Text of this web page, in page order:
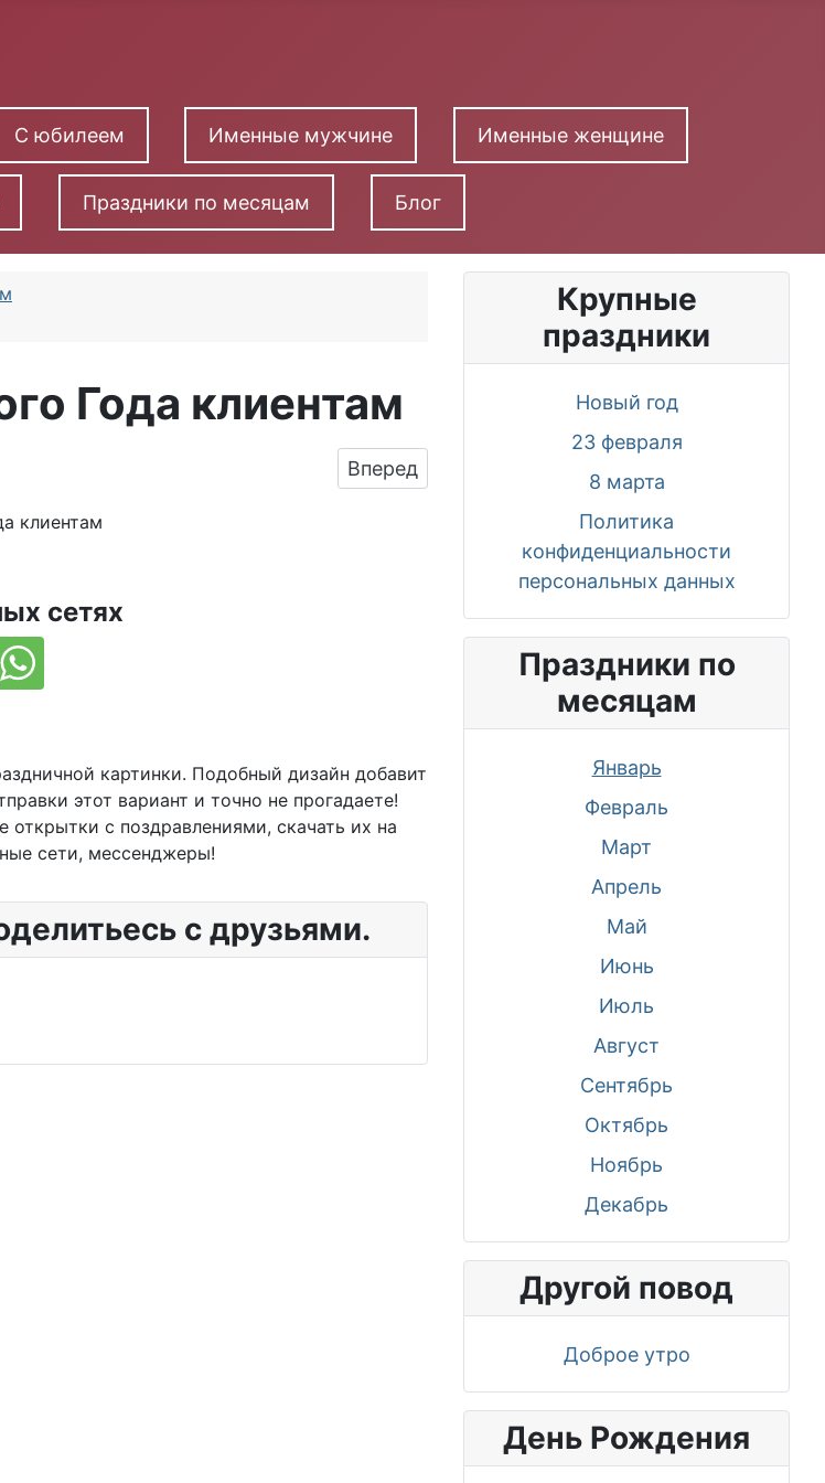
С юбилеем Именные мужчине Именные женщине
Праздники по месяцам Блог
Года клиентам
Следующий: Картинка на Новый Год для
Вперед
сетях
картинки. Подобный дизайн добавит
этот вариант и точно не прогадаете!
с поздравлениями, скачать их на
сети, мессенджеры!
с друзьями.
Крупные
праздники
Новый год
23 февраля
8 марта
Политика
конфиденциальности
персональных данных
Праздники по
месяцам
Январь
Февраль
Март
Апрель
Май
Июнь
Июль
Август
Сентябрь
Октябрь
Ноябрь
Декабрь
Другой повод
Доброе утро
День Рождения